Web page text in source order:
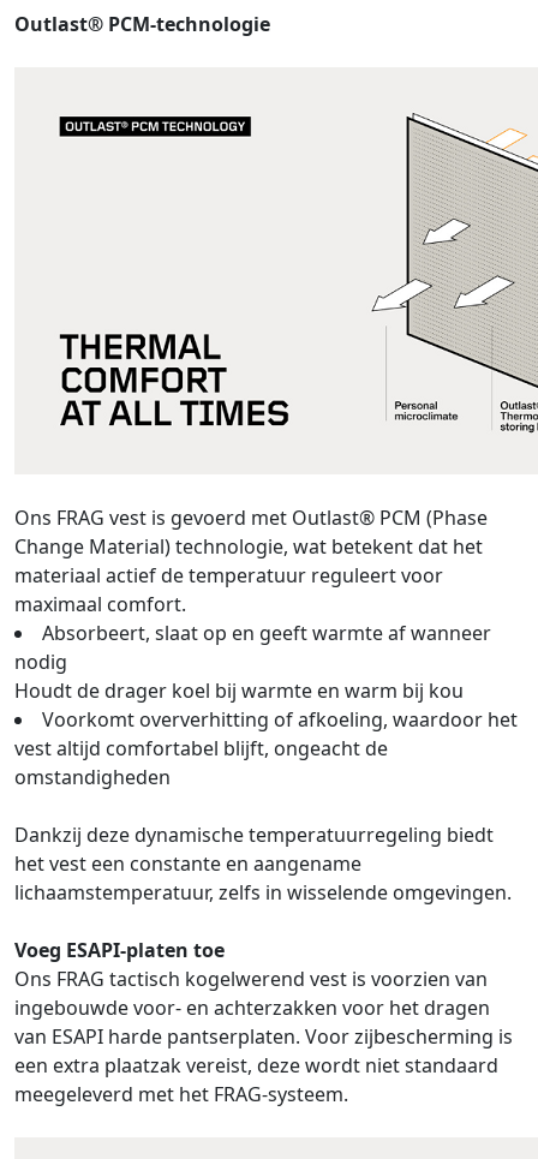
Outlast® PCM-technologie
Ons FRAG vest is gevoerd met Outlast® PCM (Phase
Change Material) technologie, wat betekent dat het
materiaal actief de temperatuur reguleert voor
maximaal comfort.
Absorbeert, slaat op en geeft warmte af wanneer
nodig
Houdt de drager koel bij warmte en warm bij kou
Voorkomt oververhitting of afkoeling, waardoor het
vest altijd comfortabel blijft, ongeacht de
omstandigheden
Dankzij deze dynamische temperatuurregeling biedt
het vest een constante en aangename
lichaamstemperatuur, zelfs in wisselende omgevingen.
Voeg ESAPI-platen toe
Ons FRAG tactisch kogelwerend vest is voorzien van
ingebouwde voor- en achterzakken voor het dragen
van ESAPI harde pantserplaten. Voor zijbescherming is
een extra plaatzak vereist, deze wordt niet standaard
meegeleverd met het FRAG-systeem.